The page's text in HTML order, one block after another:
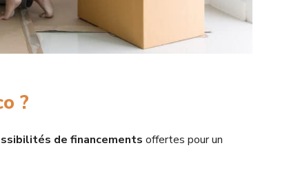
?
de financements offertes pour un